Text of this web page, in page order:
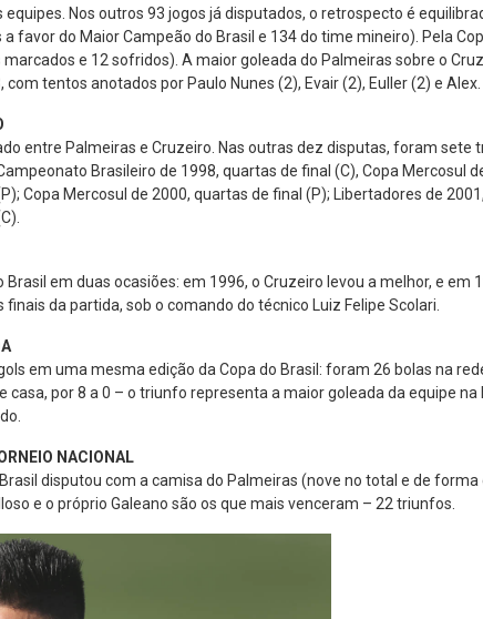
Nos outros 93 jogos já disputados, o retrospecto é
favor do Maior Campeão do Brasil e 134 do time mineiro). Pela
e 12 sofridos). A maior goleada do Palmeiras sobre o
tentos anotados por Paulo Nunes (2), Evair (2), Euller (2) e Alex.
entre Palmeiras e Cruzeiro. Nas outras dez disputas, foram sete
Brasileiro de 1998, quartas de final (C), Copa Mercosul
Copa Mercosul de 2000, quartas de final (P); Libertadores de
em duas ocasiões: em 1996, o Cruzeiro levou a melhor, e em
da partida, sob o comando do técnico Luiz Felipe Scolari.
em uma mesma edição da Copa do Brasil: foram 26 bolas na
casa, por 8 a 0 – o triunfo representa a maior goleada da equipe
NACIONAL
disputou com a camisa do Palmeiras (nove no total e de
e o próprio Galeano são os que mais venceram – 22 triunfos.